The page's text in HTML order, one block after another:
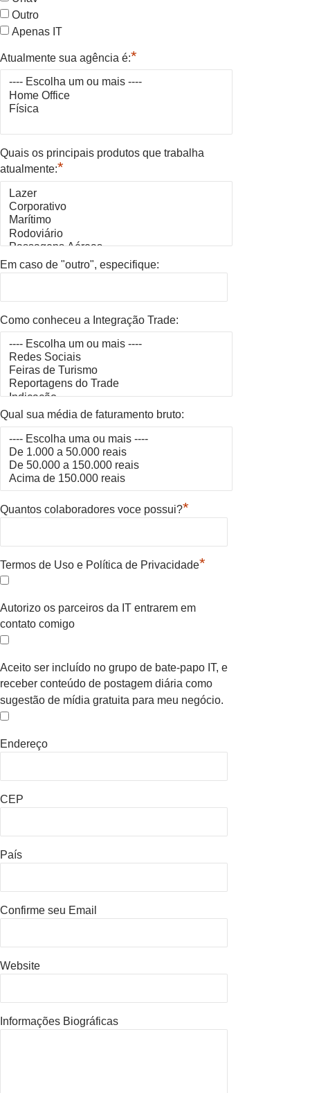
Outro
Apenas IT
Atualmente sua agência é:*
Quais os principais produtos que trabalha
atualmente:*
Em caso de "outro", especifique:
Como conheceu a Integração Trade:
Qual sua média de faturamento bruto:
Quantos colaboradores voce possui?*
Termos de Uso e Política de Privacidade*
Autorizo os parceiros da IT entrarem em
contato comigo
Aceito ser incluído no grupo de bate-papo IT, e
receber conteúdo de postagem diária como
sugestão de mídia gratuita para meu negócio.
Endereço
CEP
País
Confirme seu Email
Website
Informações Biográficas